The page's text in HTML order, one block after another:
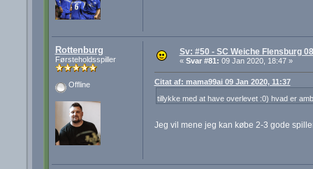
Rottenburg
Førsteholdsspiller
Offline
Sv: #50 - SC Weiche Flensburg
« Svar #81: 09 Jan 2020, 18:47 »
Citat af: mama99ai 09 Jan 2020, 11:37
tillykke med at have overlevet :0) hvad er
Jeg vil mene jeg kan købe 2-3 gode